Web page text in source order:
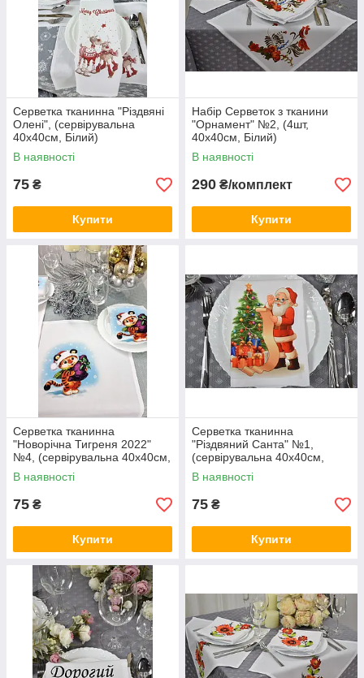
Серветка тканинна "Різдвяні
Олені", (сервірувальна
40х40см, Білий)
В наявності
75 ₴
Купити
Набір Серветок з тканини
"Орнамент" №2, (4шт,
40х40см, Білий)
В наявності
290 ₴/комплект
Купити
Серветка тканинна
"Новорічна Тигреня 2022"
№4, (сервірувальна 40х40см,
Білий)
В наявності
75 ₴
Купити
Серветка тканинна
"Різдвяний Санта" №1,
(сервірувальна 40х40см,
Білий)
В наявності
75 ₴
Купити